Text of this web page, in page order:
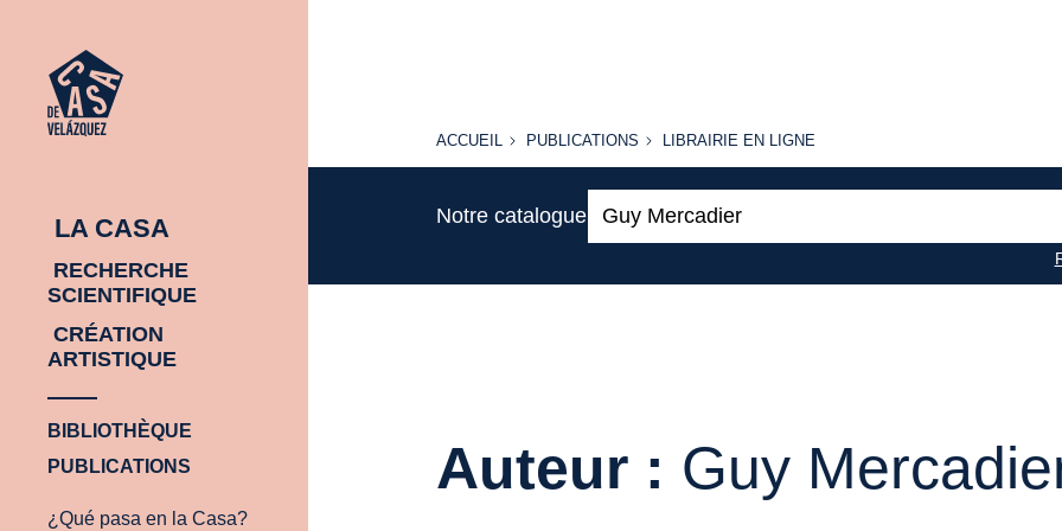
LA CASA
RECHERCHE
SCIENTIFIQUE
CRÉATION
ARTISTIQUE
BIBLIOTHÈQUE
PUBLICATIONS
¿Qué pasa en la Casa?
ACCUEIL
ACCUEIL PUBLICATIONS
PUBLICATIONS
LIBRAIRIE
LIBRAIRIE EN LIGNE
Notre catalogue:
Auteur : Guy